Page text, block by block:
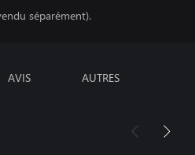
séparément).
AVIS AUTRES